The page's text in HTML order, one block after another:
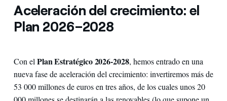
Aceleración del crecimiento: el
Plan 2026–2028
Con el Plan Estratégico 2026-2028, hemos entrado en una
nueva fase de aceleración del crecimiento: invertiremos más de
53 000 millones de euros en tres años, de los cuales unos 20